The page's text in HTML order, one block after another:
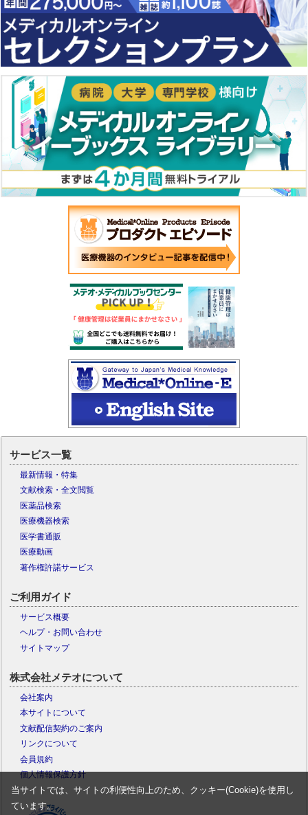
サービス一覧
最新情報・特集
文献検索・全文閲覧
医薬品検索
医療機器検索
医学書通販
医療動画
著作権許諾サービス
ご利用ガイド
サービス概要
ヘルプ・お問い合わせ
サイトマップ
株式会社メテオについて
会社案内
本サイトについて
文献配信契約のご案内
リンクについて
会員規約
個人情報保護方針
当サイトでは、サイトの利便性向上のため、クッキー(Cookie)を使用し
ています。